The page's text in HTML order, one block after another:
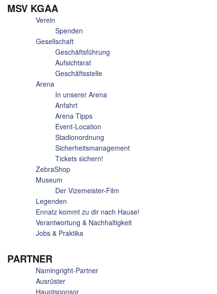
MSV KGAA
Verein
Spenden
Gesellschaft
Geschäftsführung
Aufsichtsrat
Geschäftsstelle
Arena
In unserer Arena
Anfahrt
Arena Tipps
Event-Location
Stadionordnung
Sicherheitsmanagement
Tickets sichern!
ZebraShop
Museum
Der Vizemeister-Film
Legenden
Ennatz kommt zu dir nach Hause!
Verantwortung & Nachhaltigkeit
Jobs & Praktika
PARTNER
Namingright-Partner
Ausrüster
Hauptsponsor